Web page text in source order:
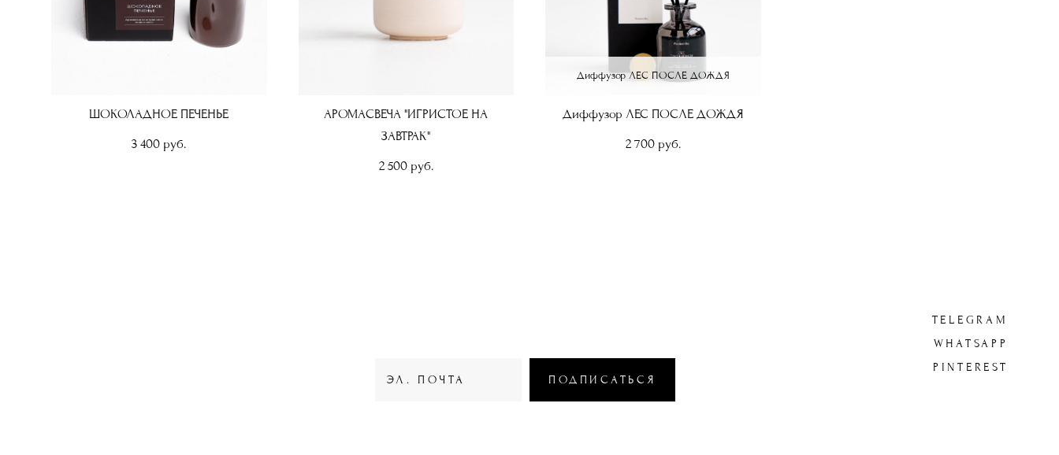
ШОКОЛАДНОЕ ПЕЧЕНЬЕ
3 400 pуб.
АРОМАСВЕЧА "ИГРИСТОЕ НА
ЗАВТРАК"
2 500 pуб.
Диффузор ЛЕС ПОСЛЕ ДОЖДЯ
Диффузор ЛЕС ПОСЛЕ ДОЖДЯ
2 700 pуб.
ПОДПИСАТЬСЯ
TELEGRAM
WHATSAPP
PINTEREST